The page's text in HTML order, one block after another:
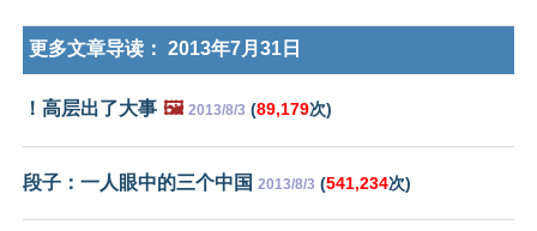
更多文章导读： 2013年7月31日
！高层出了大事 🖼️ 2013/8/3 (89,179次)
段子：一人眼中的三个中国 2013/8/3 (541,234次)